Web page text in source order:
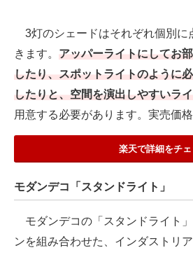
3灯のシェードはそれぞれ個別に
きます。 アッパーライトにしてお
したり、スポットライトのように
したりと、空間を演出しやすいラ
用意する必要があります。実売価
楽天で詳細をチェ
モダンデコ「スタンドライト」
モダンデコの「スタンドライト
ンを組み合わせた、インダストリ